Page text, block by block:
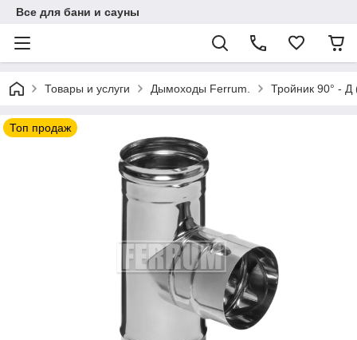
Все для бани и сауны
Товары и услуги Дымоходы Ferrum. Тройник 90° -
Топ продаж